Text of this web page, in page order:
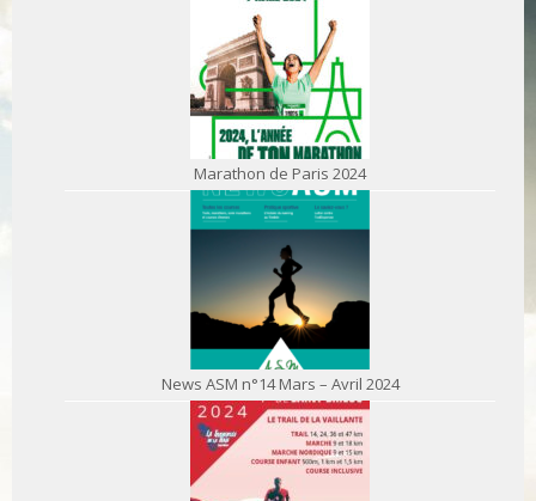
Marathon de Paris 2024
News ASM n°14 Mars – Avril 2024